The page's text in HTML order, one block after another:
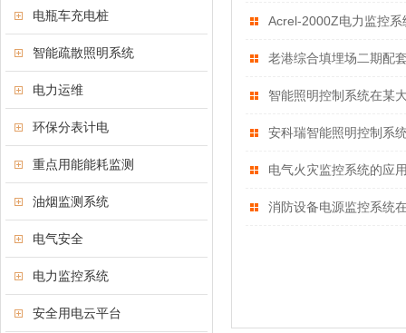
电瓶车充电桩
智能疏散照明系统
电力运维
环保分表计电
重点用能能耗监测
油烟监测系统
电气安全
电力监控系统
安全用电云平台
Acrel-2000Z电力监控
老港综合填埋场二期配
智能照明控制系统在某
安科瑞智能照明控制系
电气火灾监控系统的应
消防设备电源监控系统